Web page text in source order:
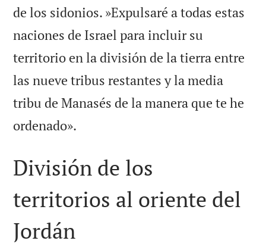
de los sidonios. »Expulsaré a todas estas
naciones de Israel para incluir su
territorio en la división de la tierra entre
las nueve tribus restantes y la media
tribu de Manasés de la manera que te he
ordenado».
División de los
territorios al oriente del
Jordán